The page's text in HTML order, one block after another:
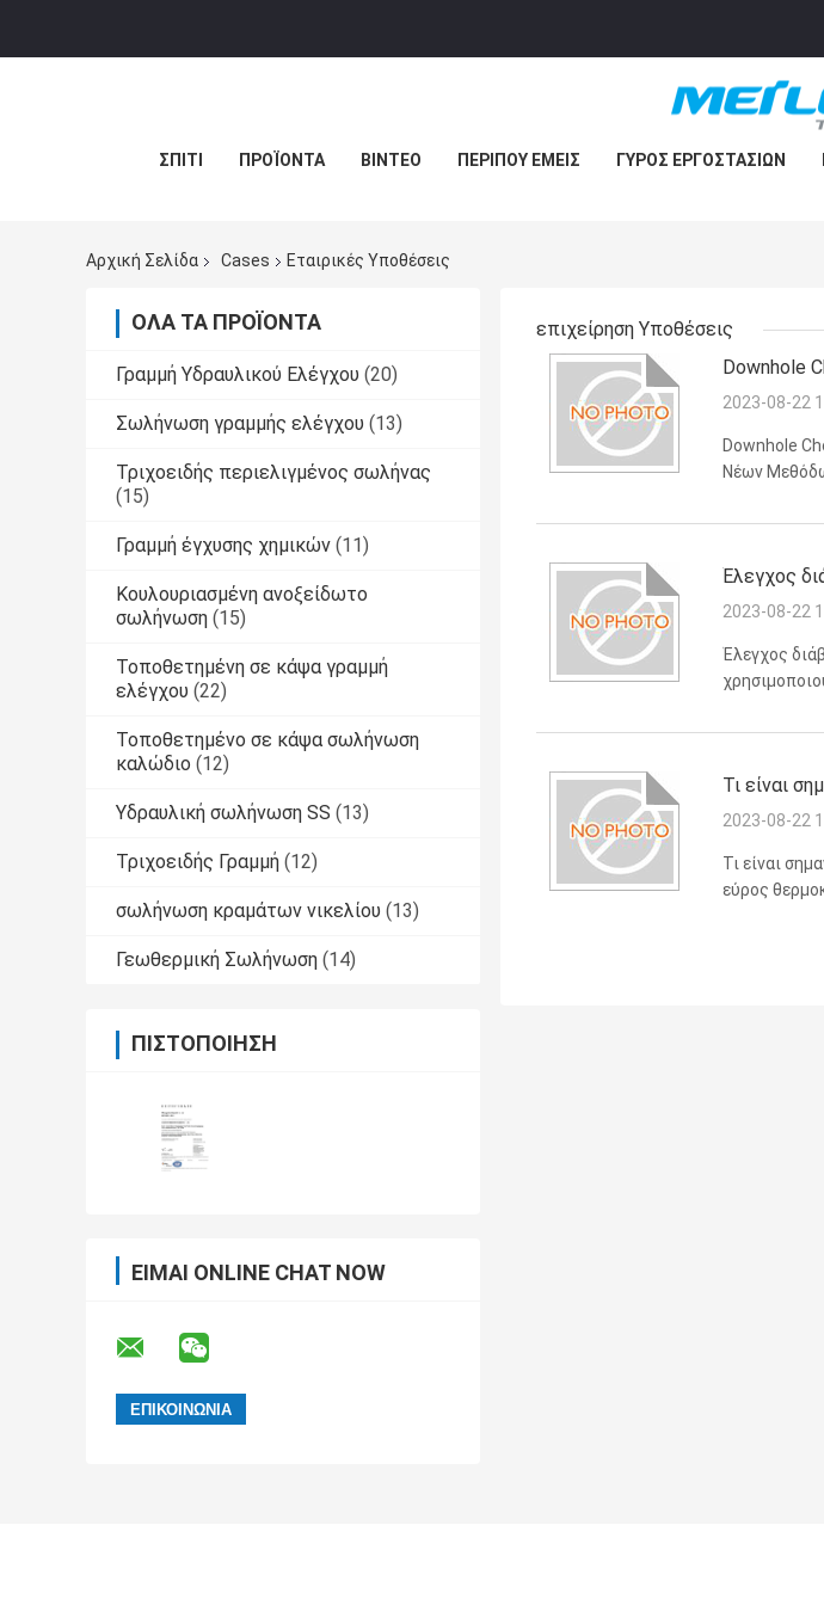
ΣΠΊΤΙ ΠΡΟΪΌΝΤΑ ΒΊΝΤΕΟ ΠΕΡΊΠΟΥ ΕΜΕΊΣ ΓΎΡΟΣ ΕΡΓΟΣΤΑΣΊΩΝ
Αρχική Σελίδα Cases Εταιρικές Υποθέσεις
ΌΛΑ ΤΑ ΠΡΟΪΌΝΤΑ
Γραμμή Υδραυλικού Ελέγχου (20)
Σωλήνωση γραμμής ελέγχου (13)
Τριχοειδής περιελιγμένος σωλήνας
(15)
Γραμμή έγχυσης χημικών (11)
Κουλουριασμένη ανοξείδωτο
σωλήνωση (15)
Τοποθετημένη σε κάψα γραμμή
ελέγχου (22)
Τοποθετημένο σε κάψα σωλήνωση
καλώδιο (12)
Υδραυλική σωλήνωση SS (13)
Τριχοειδής Γραμμή (12)
σωλήνωση κραμάτων νικελίου (13)
Γεωθερμική Σωλήνωση (14)
ΠΙΣΤΟΠΟΊΗΣΗ
ΕΊΜΑΙ ONLINE CHAT NOW
επιχείρηση Υποθέσεις
Downhole
Εφαρμογή
2023-08-22
Downhole
Νέων
άνω σωλήνα
Έλεγχος
2023-08-22
Έλεγχος
παραγωγή
Τι είναι
2023-08-22
Τι είναι
εύρος